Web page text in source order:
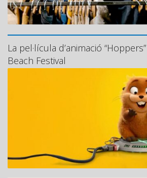
La pel·lícula d’animació
Beach Festival